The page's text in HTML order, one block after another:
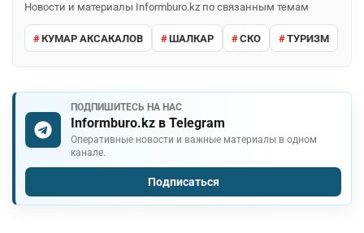
Новости и материалы Informburo.kz по связанным темам
КУМАР АКСАКАЛОВ ШАЛКАР СКО ТУРИЗМ
ПОДПИШИТЕСЬ НА НАС
Informburo.kz в Telegram
Оперативные новости и важные материалы в одном
канале.
Подписаться